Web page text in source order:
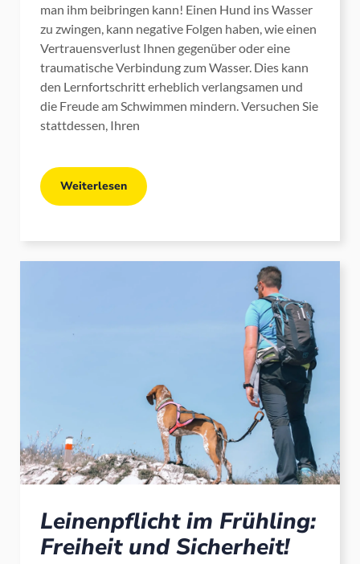
man ihm beibringen kann! Einen Hund ins Wasser
zu zwingen, kann negative Folgen haben, wie einen
Vertrauensverlust Ihnen gegenüber oder eine
traumatische Verbindung zum Wasser. Dies kann
den Lernfortschritt erheblich verlangsamen und
die Freude am Schwimmen mindern. Versuchen Sie
stattdessen, Ihren
Weiterlesen
Leinenpflicht im Frühling:
Freiheit und Sicherheit!